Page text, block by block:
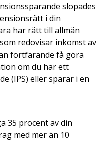
slopades
i din
har rätt till allmän
redovisar inkomst av
fortfarande få göra
om du har ett
(IPS) eller sparar i en
35 procent av din
med mer än 10